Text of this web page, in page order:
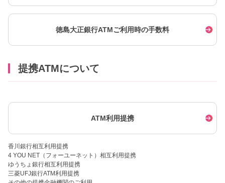
徳島大正銀行ATMご利用時の手数料
提携ATMについて
ATM利用提携
香川銀行相互利用提携
4 YOU NET（フォーユーネット）相互利用提携
ゆうちょ銀行相互利用提携
三菱UFJ銀行ATM利用提携